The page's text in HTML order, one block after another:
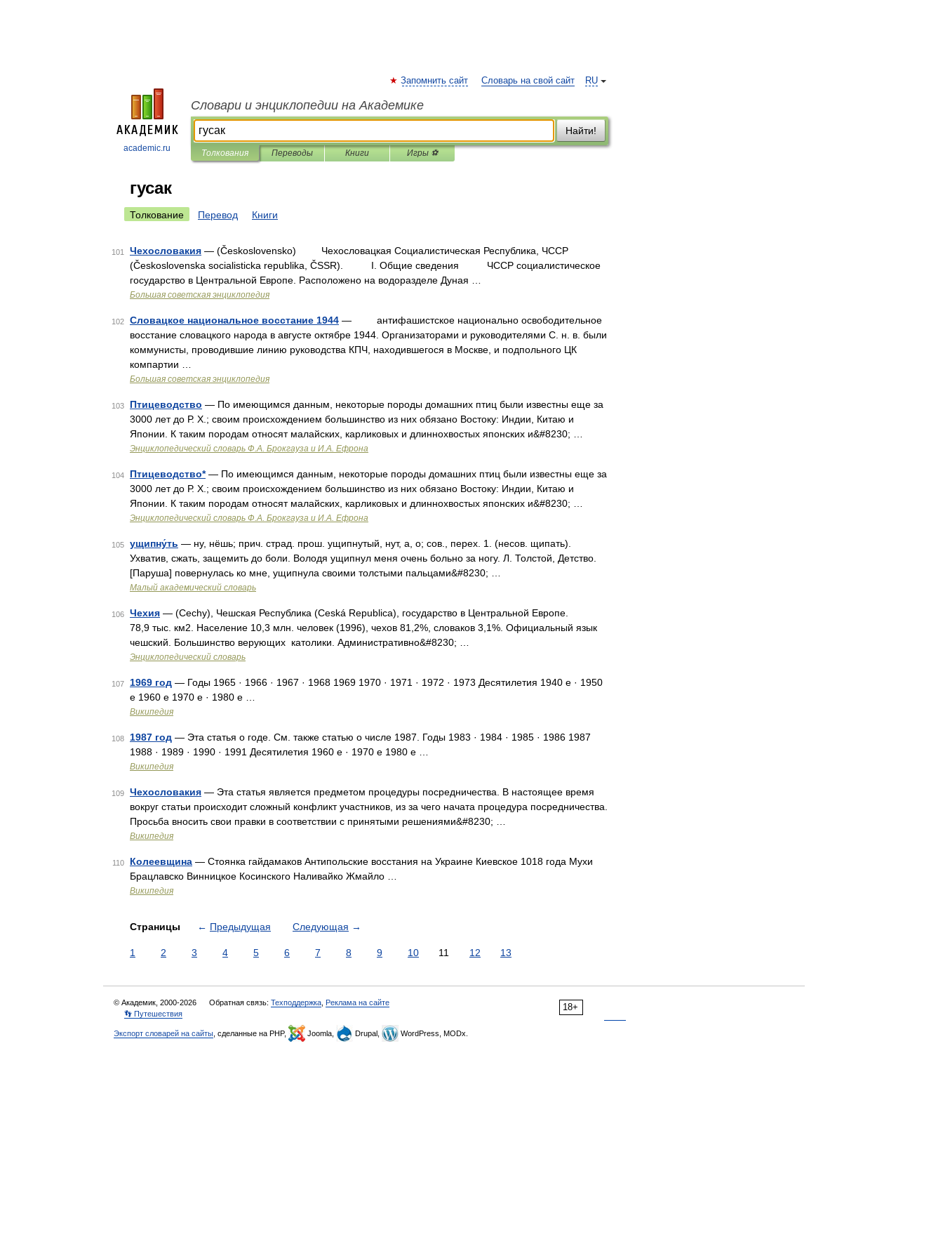
academic.ru
RU
Запомнить сайт Словарь на свой сайт
Словари и энциклопедии на Академике
Найти!
Толкования Переводы Книги Игры ⚽
гусак
Толкование Перевод Книги
101 Чехословакия — (Československo) Чехословацкая Социалистическая Республика, ЧССР
(Československa socialisticka republika, ČSSR). I. Общие сведения ЧССР социалистическое
государство в Центральной Европе. Расположено на водоразделе Дуная …
Большая советская энциклопедия
102 Словацкое национальное восстание 1944 — антифашистское национально освободительное
восстание словацкого народа в августе октябре 1944. Организаторами и руководителями С. н. в. были
коммунисты, проводившие линию руководства КПЧ, находившегося в Москве, и подпольного ЦК
компартии …
Большая советская энциклопедия
103 Птицеводство — По имеющимся данным, некоторые породы домашних птиц были известны еще за
3000 лет до Р. Х.; своим происхождением большинство из них обязано Востоку: Индии, Китаю и
Японии. К таким породам относят малайских, карликовых и длиннохвостых японских и&#8230; …
Энциклопедический словарь Ф.А. Брокгауза и И.А. Ефрона
104 Птицеводство*— По имеющимся данным, некоторые породы домашних птиц были известны еще за
3000 лет до Р. Х.; своим происхождением большинство из них обязано Востоку: Индии, Китаю и
Японии. К таким породам относят малайских, карликовых и длиннохвостых японских и&#8230; …
Энциклопедический словарь Ф.А. Брокгауза и И.А. Ефрона
105 ущипну́ть — ну, нёшь; прич. страд. прош. ущипнутый, нут, а, о; сов., перех. 1. (несов. щипать).
Ухватив, сжать, защемить до боли. Володя ущипнул меня очень больно за ногу. Л. Толстой, Детство.
[Паруша] повернулась ко мне, ущипнула своими толстыми пальцами&#8230; …
Малый академический словарь
106 Чехия — (Cechy), Чешская Республика (Ceská Republica), государство в Центральной Европе.
78,9 тыс. км2. Население 10,3 млн. человек (1996), чехов 81,2%, словаков 3,1%. Официальный язык
чешский. Большинство верующих католики. Административно&#8230; …
Энциклопедический словарь
107 1969 год — Годы 1965 · 1966 · 1967 · 1968 1969 1970 · 1971 · 1972 · 1973 Десятилетия 1940 е · 1950
е 1960 е 1970 е · 1980 е …
Википедия
108 1987 год — Эта статья о годе. См. также статью о числе 1987. Годы 1983 · 1984 · 1985 · 1986 1987
1988 · 1989 · 1990 · 1991 Десятилетия 1960 е · 1970 е 1980 е …
Википедия
109 Чехословакия — Эта статья является предметом процедуры посредничества. В настоящее время
вокруг статьи происходит сложный конфликт участников, из за чего начата процедура посредничества.
Просьба вносить свои правки в соответствии с принятыми решениями&#8230; …
Википедия
110 Колеевщина — Стоянка гайдамаков Антипольские восстания на Украине Киевское 1018 года Мухи
Брацлавско Винницкое Косинского Наливайко Жмайло …
Википедия
Страницы ← Предыдущая Следующая →
1 2 3 4 5 6 7 8 9 10 11 12 13
18+
© Академик, 2000-2026 Обратная связь: Техподдержка Реклама на сайте
👣 Путешествия
Экспорт словарей на сайты , сделанные на PHP, Joomla, Drupal, WordPress, MODx.